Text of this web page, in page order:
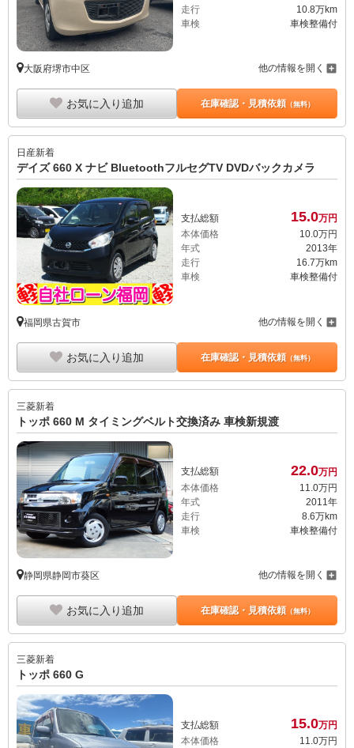
走行
10.8万km
車検
車検整備付
大阪府堺市中区 他の情報を開く
お気に入り追加 在庫確認・見積依頼（無料）
日産新着
デイズ 660 X ナビ BluetoothフルセグTV DVDバックカメラ
支払総額 15.0万円
本体価格
10.0万円
年式
2013年
走行
16.7万km
車検
車検整備付
福岡県古賀市 他の情報を開く
お気に入り追加 在庫確認・見積依頼（無料）
三菱新着
トッポ 660 M タイミングベルト交換済み 車検新規渡
支払総額 22.0万円
本体価格
11. 0万円
年式
2011年
走行
8.6万km
車検
車検整備付
静岡県静岡市葵区 他の情報を開く
お気に入り追加 在庫確認・見積依頼（無料）
三菱新着
トッポ 660 G
支払総額 15.0万円
本体価格
11.0万円